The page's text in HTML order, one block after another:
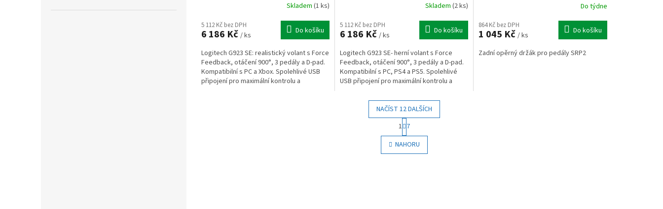
Skladem (1 ks)
5 112 Kč bez DPH
6 186 Kč / ks Do košíku
Logitech G923 SE: realistický volant s Force
Feedback, otáčení 900°, 3 pedály a D-pad.
Kompatibilní s PC a Xbox. Spolehlivé USB
připojení pro maximální kontrolu a
Skladem (2 ks)
5 112 Kč bez DPH
6 186 Kč / ks Do košíku
Logitech G923 SE- herní volant s Force
Feedback, otáčení 900°, 3 pedály a D-pad.
Kompatibilní s PC, PS4 a PS5. Spolehlivé
USB připojení pro maximální kontrolu a
Do týdne
864 Kč bez DPH
1 045 Kč / ks Do košíku
Zadní opěrný držák pro pedály SRP2
O
v
l
NAČÍST 12 DALŠÍCH
S
t
r
á
n
1 7
NAHORU